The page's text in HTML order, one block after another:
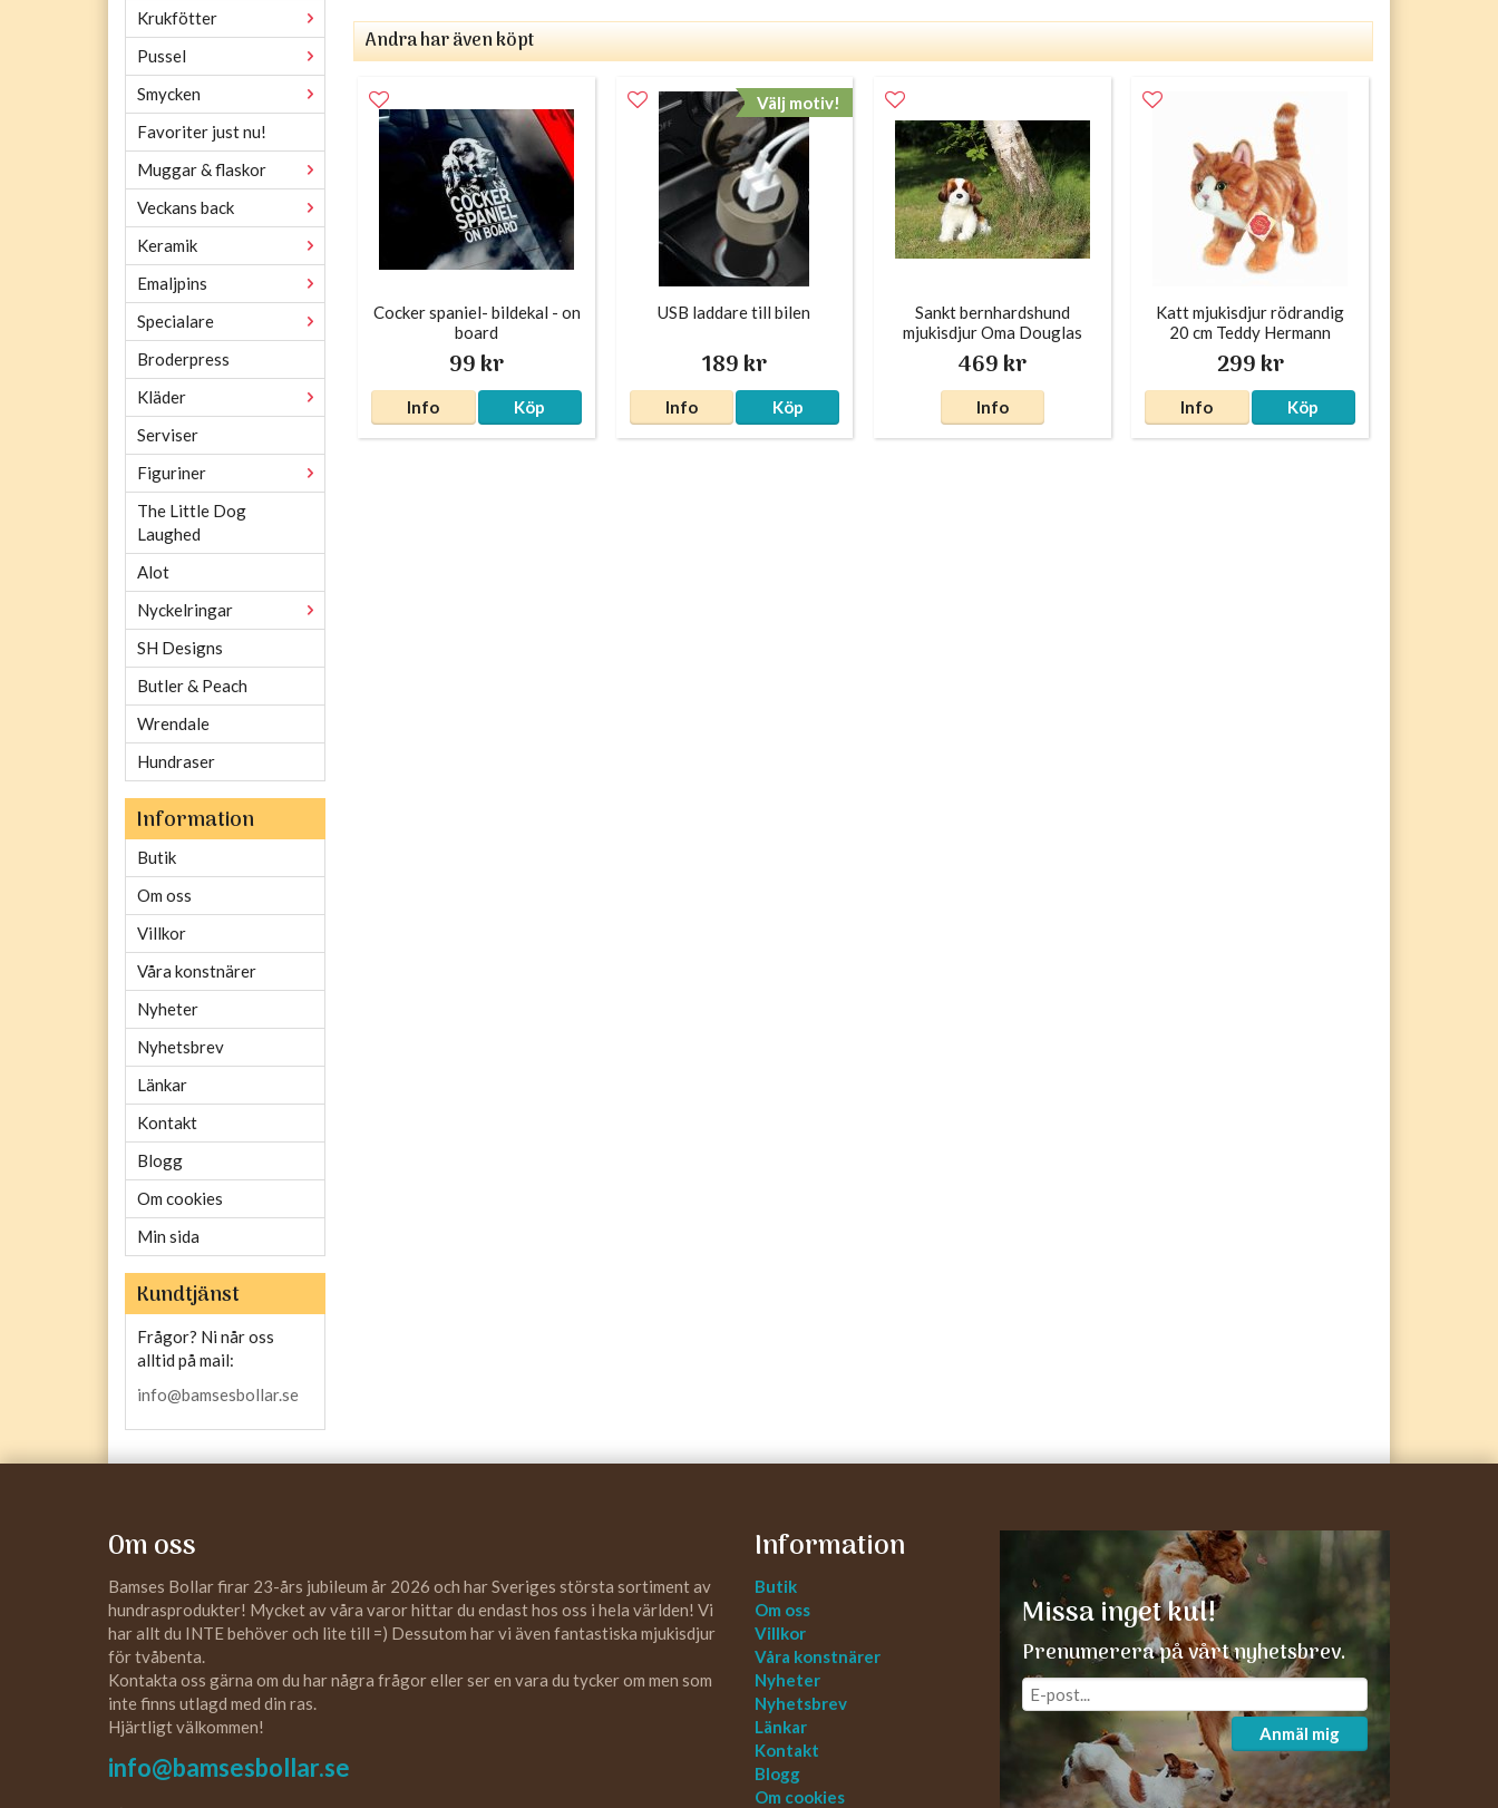
Krukfötter
Pussel
Smycken
Favoriter just nu!
Muggar & flaskor
Veckans back
Keramik
Emaljpins
Specialare
Broderpress
Kläder
Serviser
Figuriner
The Little Dog
Laughed
Alot
Nyckelringar
SH Designs
Butler & Peach
Wrendale
Hundraser
Information
Butik
Om oss
Villkor
Våra konstnärer
Nyheter
Nyhetsbrev
Länkar
Kontakt
Blogg
Om cookies
Min sida
Kundtjänst
Frågor? Ni når oss
alltid på mail:
info@bamsesbollar.se
Andra har även köpt
Cocker spaniel- bildekal - on
board
99 kr
Info Köp
Välj motiv!
USB laddare till bilen
189 kr
Info Köp
Sankt bernhardshund
mjukisdjur Oma Douglas
469 kr
Info
Katt mjukisdjur rödrandig
20 cm Teddy Hermann
299 kr
Info Köp
Missa inget kul!
Prenumerera på vårt nyhetsbrev.
Anmäl mig
Information
Butik
Om oss
Villkor
Våra konstnärer
Nyheter
Nyhetsbrev
Länkar
Kontakt
Blogg
Om cookies
Om oss
Bamses Bollar firar 23-års jubileum år 2026 och har Sveriges största sortiment av
hundrasprodukter! Mycket av våra varor hittar du endast hos oss i hela världen! Vi
har allt du INTE behöver och lite till =) Dessutom har vi även fantastiska mjukisdjur
för tvåbenta.
Kontakta oss gärna om du har några frågor eller ser en vara du tycker om men som
inte finns utlagd med din ras.
Hjärtligt välkommen!
info@bamsesbollar.se